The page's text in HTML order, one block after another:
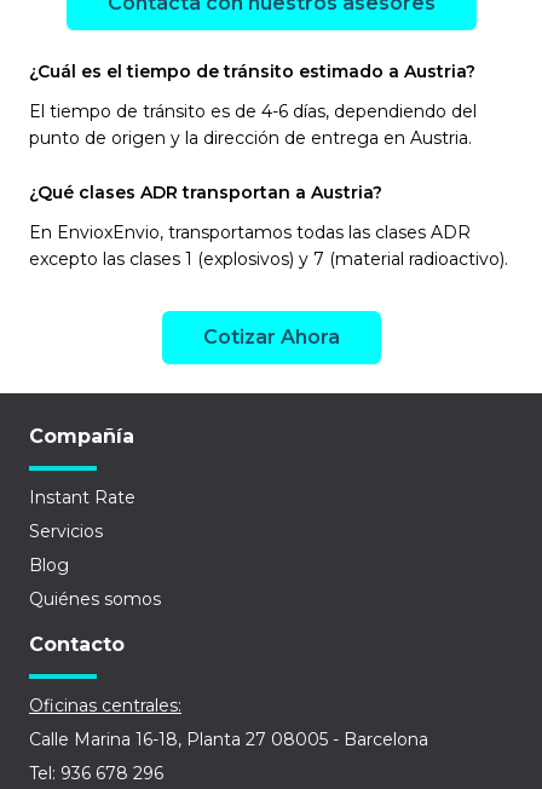
¿Cuál es el tiempo de tránsito estimado a Austria?
El tiempo de tránsito es de 4-6 días, dependiendo del
punto de origen y la dirección de entrega en Austria.
¿Qué clases ADR transportan a Austria?
En EnvioxEnvio, transportamos todas las clases ADR
excepto las clases 1 (explosivos) y 7 (material radioactivo).
Cotizar Ahora
Compañía
Instant Rate
Servicios
Blog
Quiénes somos
Contacto
Oficinas centrales:
Calle Marina 16-18, Planta 27 08005 - Barcelona
Tel: 936 678 296